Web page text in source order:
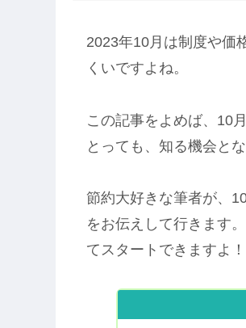
2023年10月は制度や価
くいですよね。
この記事をよめば、10
とっても、知る機会と
節約大好きな筆者が、
をお伝えして行きます
てスタートできますよ！